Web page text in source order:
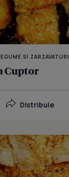
SI ZARZAVATURI
Cuptor
Distribuie